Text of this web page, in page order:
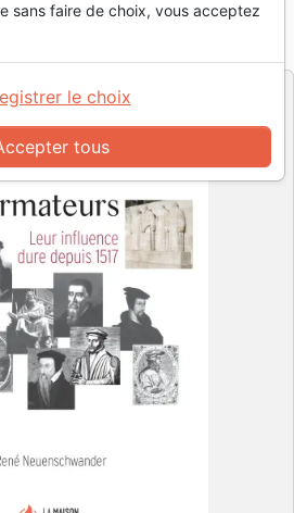
EAN9782826096900
la Bible
sans faire de choix, vous acceptez
tous
le choix